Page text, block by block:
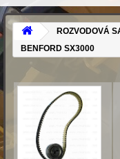
ROZVODOVÁ
BENFORD SX3000